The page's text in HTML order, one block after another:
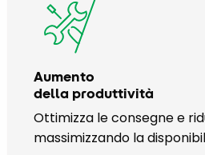
Aumento
della produttività
Ottimizza le consegne e
massimizzando la